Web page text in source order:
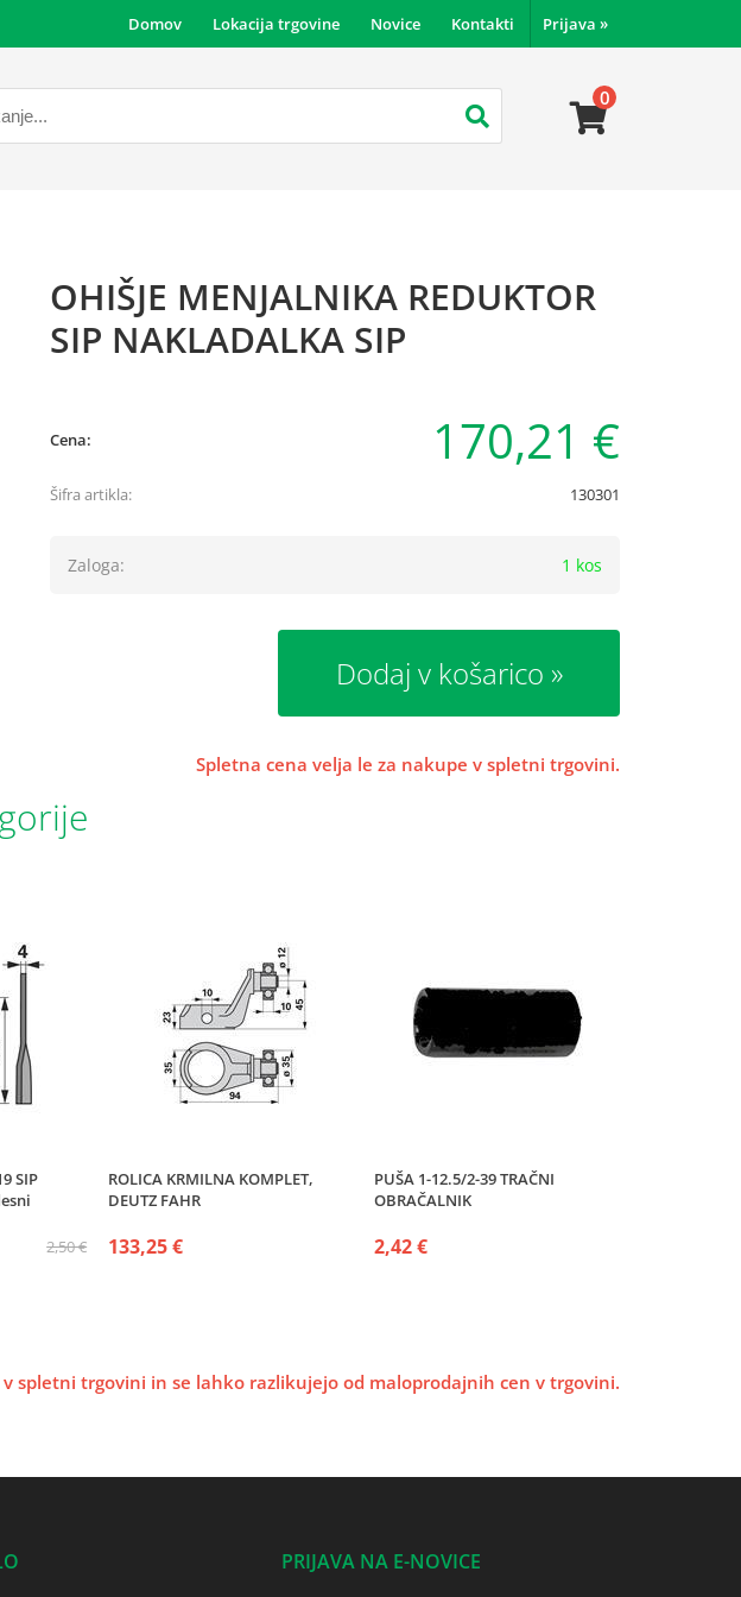
Prijava »
Domov Lokacija trgovine Novice Kontakti
0
OHIŠJE MENJALNIKA REDUKTOR
SIP NAKLADALKA SIP
Cena: 170,21 €
Šifra artikla: 130301
Zaloga: 1 kos
Dodaj v košarico
Spletna cena velja le za nakupe v spletni trgovini.
SIP
2,50 €
ROLICA KRMILNA KOMPLET,
DEUTZ FAHR
133,25 €
PUŠA 1-12.5/2-39 TRAČNI
OBRAČALNIK
2,42 €
spletni trgovini in se lahko razlikujejo od maloprodajnih cen v trgovini.
PRIJAVA NA E-NOVICE